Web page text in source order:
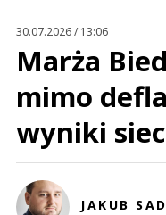
30.07.2026 / 13:06
Marża
mimo
wyniki
JAKUB